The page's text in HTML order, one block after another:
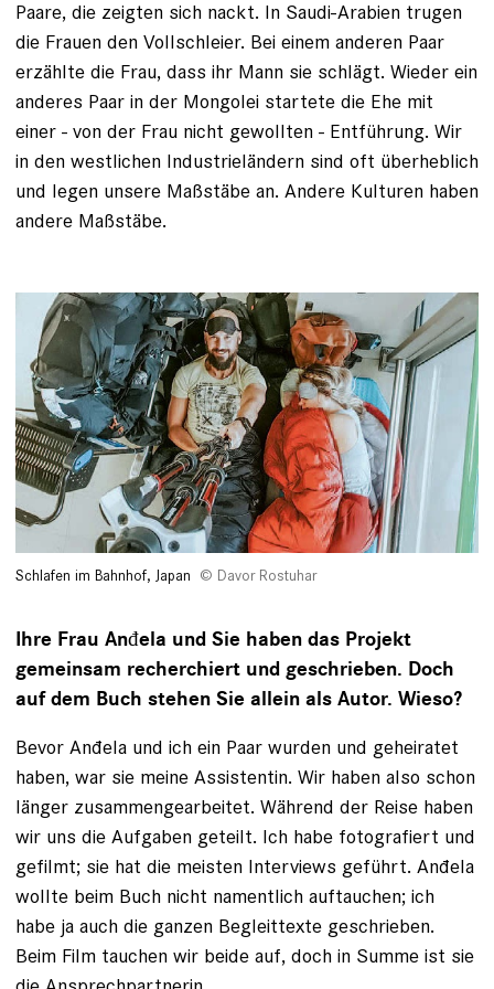
Paare, die zeigten sich nackt. In Saudi-Arabien trugen
die Frauen den Vollschleier. Bei einem anderen Paar
erzählte die Frau, dass ihr Mann sie schlägt. Wieder ein
anderes Paar in der Mongolei startete die Ehe mit
einer - von der Frau nicht gewollten - Entführung. Wir
in den westlichen Industrieländern sind oft überheblich
und legen unsere Maßstäbe an. Andere Kulturen haben
andere Maßstäbe.
Schlafen im Bahnhof, Japan Davor Rostuhar
Ihre Frau Anđela und Sie haben das Projekt
gemeinsam recherchiert und geschrieben. Doch
auf dem Buch stehen Sie allein als Autor. Wieso?
Bevor Anđela und ich ein Paar wurden und geheiratet
haben, war sie meine Assistentin. Wir haben also schon
länger zusammengearbeitet. Während der Reise haben
wir uns die Aufgaben geteilt. Ich habe fotografiert und
gefilmt; sie hat die meisten Interviews geführt. Anđela
wollte beim Buch nicht namentlich auftauchen; ich
habe ja auch die ganzen Begleittexte geschrieben.
Beim Film tauchen wir beide auf, doch in Summe ist sie